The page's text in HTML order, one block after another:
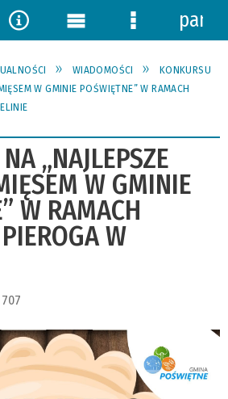
WIADOMOŚCI
KONKURSU
W GMINIE POŚWIĘTNE” W RAMACH
„NAJLEPSZE
W GMINIE
W RAMACH
W
707
NarzędziaMenu
główne
Menu
szczegółowe
panel